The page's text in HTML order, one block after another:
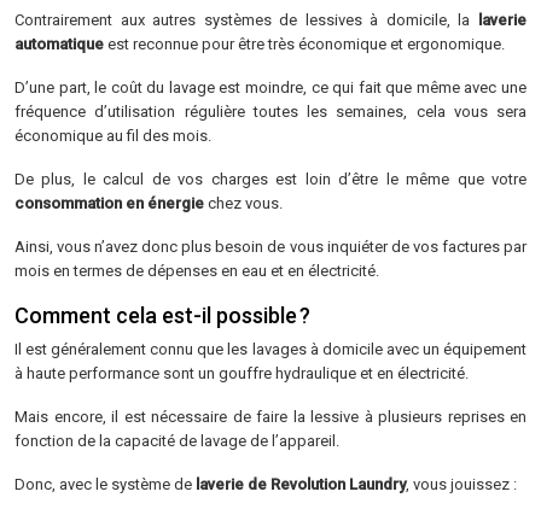
Contrairement aux autres systèmes de lessives à domicile, la
laverie
automatique est reconnue pour être très économique et ergonomique.
D’une part, le coût du lavage est moindre, ce qui fait que même avec une
fréquence d’utilisation régulière toutes les semaines, cela vous sera
économique au fil des mois.
De plus, le calcul de vos charges est loin d’être le même que votre
consommation en énergie chez vous.
Ainsi, vous n’avez donc plus besoin de vous inquiéter de vos factures par
mois en termes de dépenses en eau et en électricité.
Comment cela est-il possible ?
Il est généralement connu que les lavages à domicile avec un équipement
à haute performance sont un gouffre hydraulique et en électricité.
Mais encore, il est nécessaire de faire la lessive à plusieurs reprises en
fonction de la capacité de lavage de l’appareil.
Donc, avec le système de laverie de Revolution Laundry, vous jouissez :